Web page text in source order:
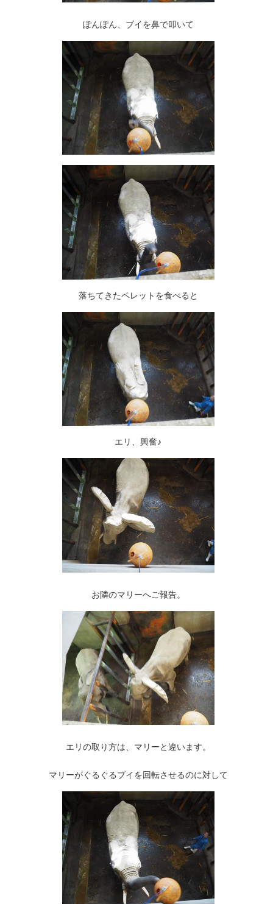
ぽんぽん、ブイを鼻で叩いて
落ちてきたペレットを食べると
エリ、興奮♪
お隣のマリーへご報告。
エリの取り方は、マリーと違います。
マリーがぐるぐるブイを回転させるのに対して